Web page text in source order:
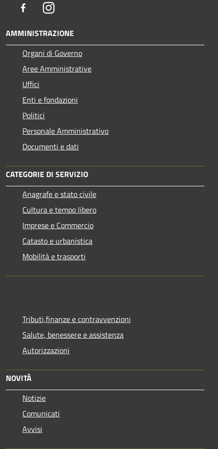
FacebookInstagram
AMMINISTRAZIONE
Organi di Governo
Aree Amministrative
Uffici
Enti e fondazioni
Politici
Personale Amministrativo
Documenti e dati
CATEGORIE DI SERVIZIO
Anagrafe e stato civile
Cultura e tempo libero
Imprese e Commercio
Catasto e urbanistica
Mobilità e trasporti
Tributi,finanze e contravvenzioni
Salute, benessere e assistenza
Autorizzazioni
NOVITÀ
Notizie
Comunicati
Avvisi